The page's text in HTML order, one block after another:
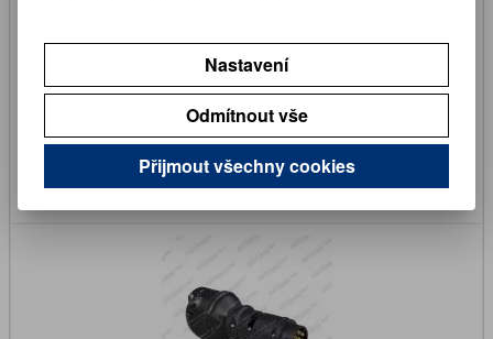
Adaptér / měnič napětí 24/12V 7/13 (7.pól.nákladní typ
N/13.pól.osobní )
Katalogové číslo:390939106
Skladem:
Ano
2 405 Kč (bez DPH)
Koupit
Nastavení
Odmítnout vše
Přijmout všechny cookies